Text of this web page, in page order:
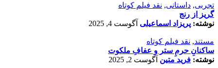
تجربی, داستانی, نقد فیلم کوتاه
گریز از رنج
نوشته: پریزاد اسماعیلی آگوست 4, 2025
مستند, نقد فیلم کوتاه
ساکنانِ حرمِ ستر و عفافِ ملکوت
نوشته: فرید متین آگوست 2, 2025